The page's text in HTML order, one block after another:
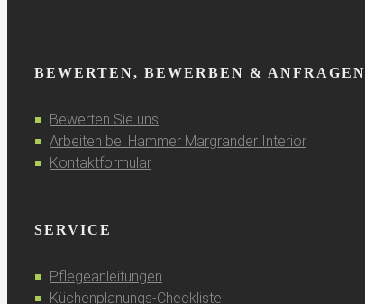
BEWERTEN, BEWERBEN & ANFRAGEN
Bewerten Sie uns
Arbeiten bei Hammer Margrander Interior
Kontaktformular
SERVICE
Pflegeanleitungen
Küchenplanungs-Checkliste